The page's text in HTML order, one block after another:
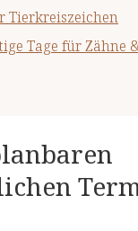
Tierkreiszeichen
Tage für Zähne